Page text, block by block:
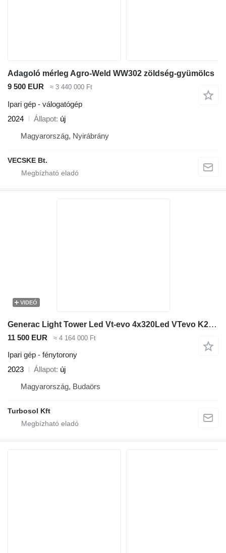
Adagoló mérleg Agro-Weld WW302 zöldség-gyümölcs
9 500 EUR
≈ 3 440 000 Ft
Ipari gép - válogatógép
2024
Állapot új
Magyarország, Nyirábrány
VECSKE Bt.
VIDEÓ
Generac Light Tower Led Vt-evo 4x320Led VTevo K2 Z482
11 500 EUR ≈ 4 164 000 Ft
Ipari gép - fénytorony
2023
Állapot új
Magyarország, Budaörs
Turbosol Kft